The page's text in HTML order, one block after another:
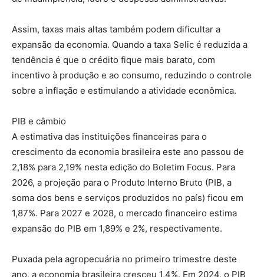
Assim, taxas mais altas também podem dificultar a
expansão da economia. Quando a taxa Selic é reduzida a
tendência é que o crédito fique mais barato, com
incentivo à produção e ao consumo, reduzindo o controle
sobre a inflação e estimulando a atividade econômica.
PIB e câmbio
A estimativa das instituições financeiras para o
crescimento da economia brasileira este ano passou de
2,18% para 2,19% nesta edição do Boletim Focus. Para
2026, a projeção para o Produto Interno Bruto (PIB, a
soma dos bens e serviços produzidos no país) ficou em
1,87%. Para 2027 e 2028, o mercado financeiro estima
expansão do PIB em 1,89% e 2%, respectivamente.
Puxada pela agropecuária no primeiro trimestre deste
ano, a economia brasileira cresceu 1,4%. Em 2024, o PIB